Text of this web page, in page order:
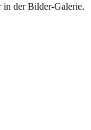
in der Bilder-Galerie.